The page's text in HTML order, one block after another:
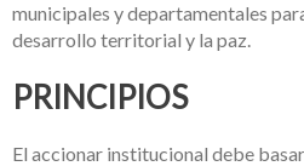
municipales y departamentales
desarrollo territorial y la paz.
PRINCIPIOS
El accionar institucional debe